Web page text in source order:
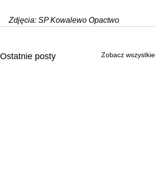
Zdjęcia: SP Kowalewo Opactwo
Ostatnie posty Zobacz wszystkie